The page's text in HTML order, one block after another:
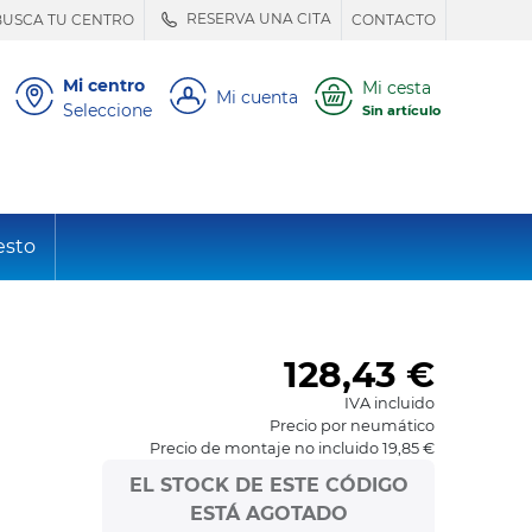
TU CENTRO RESERVA UNA CITA CONTACTO
Mi centro
Seleccione
Mi cuenta Mi cesta
Sin artículo
128,43 €
IVA incluido
Precio por neumático
Precio de montaje no incluido 19,85 €
EL STOCK DE ESTE CÓDIGO
ESTÁ AGOTADO